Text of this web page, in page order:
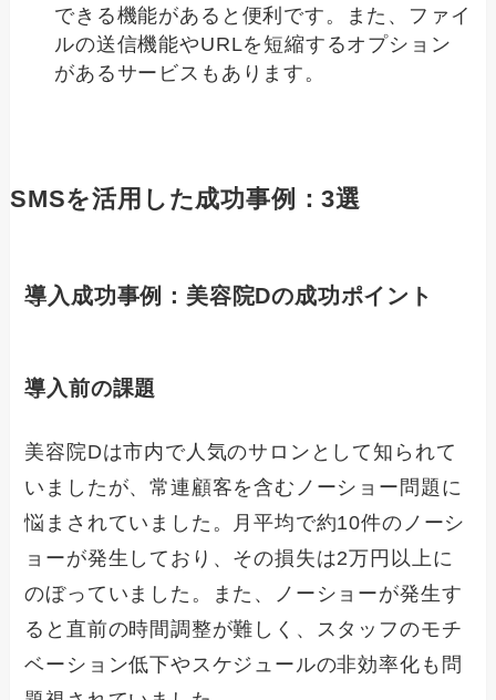
できる機能があると便利です。また、ファイ
ルの送信機能やURLを短縮するオプション
があるサービスもあります。
SMSを活用した成功事例：3選
導入成功事例：美容院Dの成功ポイント
導入前の課題
美容院Dは市内で人気のサロンとして知られて
いましたが、常連顧客を含むノーショー問題に
悩まされていました。月平均で約10件のノーシ
ョーが発生しており、その損失は2万円以上に
のぼっていました。また、ノーショーが発生す
ると直前の時間調整が難しく、スタッフのモチ
ベーション低下やスケジュールの非効率化も問